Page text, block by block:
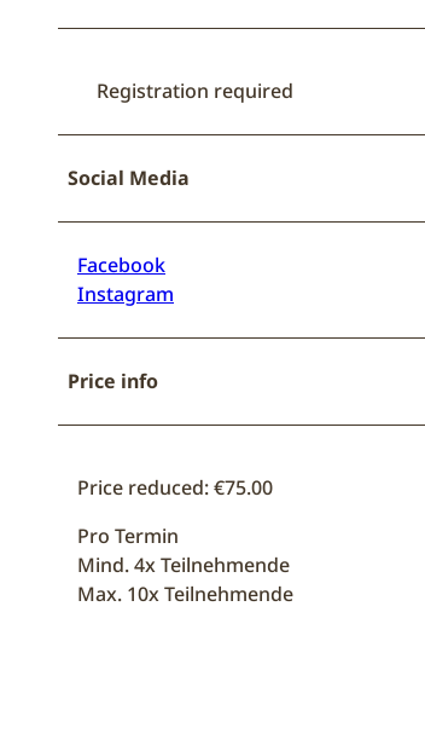
Registration required
Social Media
Facebook
Instagram
Price info
Price reduced: €75.00
Pro Termin
Mind. 4x Teilnehmende
Max. 10x Teilnehmende